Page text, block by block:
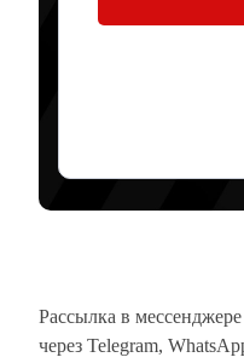
Рассылка в
через Telegram,